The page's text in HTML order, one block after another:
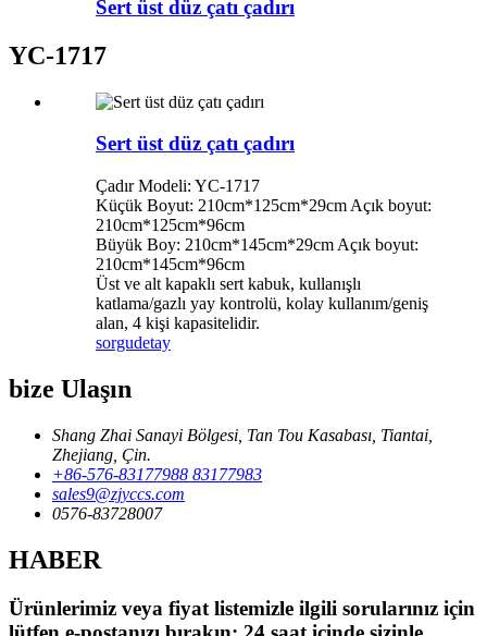
Sert üst düz çatı çadırı
YC-1717
Sert üst düz çatı çadırı
Çadır Modeli: YC-1717
Küçük Boyut: 210cm*125cm*29cm Açık boyut:
210cm*125cm*96cm
Büyük Boy: 210cm*145cm*29cm Açık boyut:
210cm*145cm*96cm
Üst ve alt kapaklı sert kabuk, kullanışlı
katlama/gazlı yay kontrolü, kolay kullanım/geniş
alan, 4 kişi kapasitelidir.
sorgudetay
bize Ulaşın
Shang Zhai Sanayi Bölgesi, Tan Tou Kasabası, Tiantai,
Zhejiang, Çin.
+86-576-83177988 83177983
sales9@zjyccs.com
0576-83728007
HABER
Ürünlerimiz veya fiyat listemizle ilgili sorularınız için